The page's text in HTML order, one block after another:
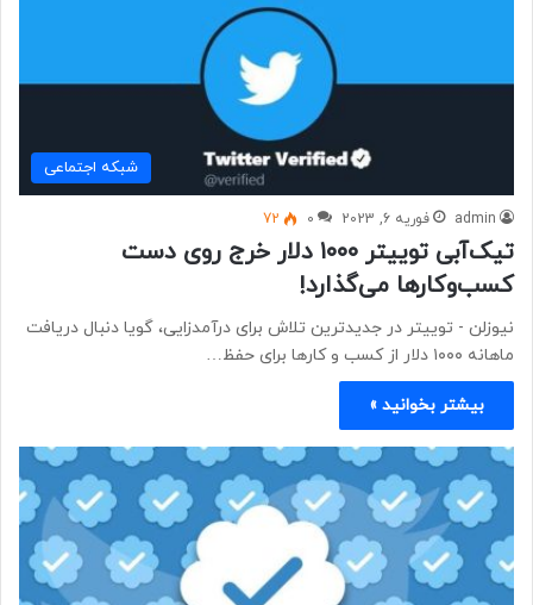
شبكه اجتماعی
admin فوریه 6, 2023 0
72
تیک‌آبی توییتر ۱۰۰۰ دلار خرج روی دست
کسب‌وکارها می‌گذارد!
نیوزلن - ​​​​​​​توییتر در جدیدترین تلاش برای درآمدزایی، گویا دنبال دریافت
ماهانه ۱۰۰۰ دلار از کسب و کارها برای حفظ…
بیشتر بخوانید »